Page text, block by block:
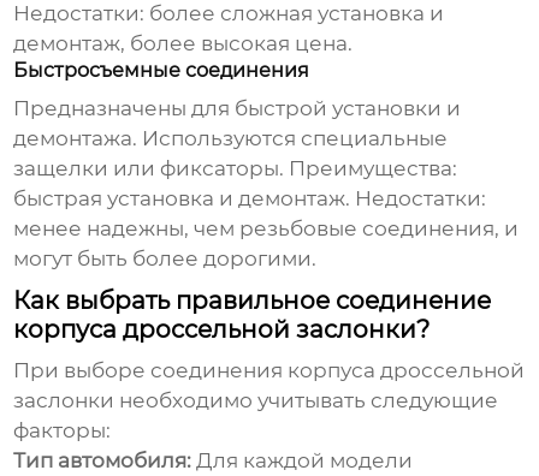
Недостатки: более сложная установка и
демонтаж, более высокая цена.
Быстросъемные соединения
Предназначены для быстрой установки и
демонтажа. Используются специальные
защелки или фиксаторы. Преимущества:
быстрая установка и демонтаж. Недостатки:
менее надежны, чем резьбовые соединения, и
могут быть более дорогими.
Как выбрать правильное соединение
корпуса дроссельной заслонки?
При выборе соединения корпуса дроссельной
заслонки необходимо учитывать следующие
факторы:
Тип автомобиля: Для каждой модели